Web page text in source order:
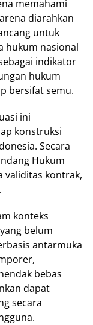
memahami
diarahkan
untuk
hukum nasional
indikator
hukum
bersifat semu.
ini
konstruksi
Secara
Hukum
validitas kontrak,
konteks
belum
antarmuka
bebas
dapat
secara